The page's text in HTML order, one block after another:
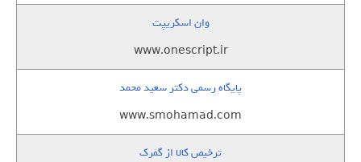
وان اسکریپت
www.onescript.ir
پایگاه رسمی دکتر سعید محمد
www.smohamad.com
ترخیص کالا از گمرک